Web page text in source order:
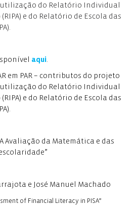
utilização do Relatório Individual
e do Relatório de Escola das
aqui.
em PAR – contributos do projeto
utilização do Relatório Individual
e do Relatório de Escola das
A Avaliação da Matemática e das
e José Manuel Machado
of Financial Literacy in PISA”